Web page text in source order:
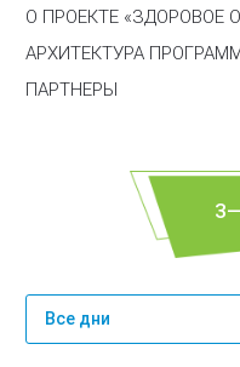
О ПРОЕКТЕ «ЗДОРОВОЕ
АРХИТЕКТУРА
ПАРТНЕРЫ
Все дни